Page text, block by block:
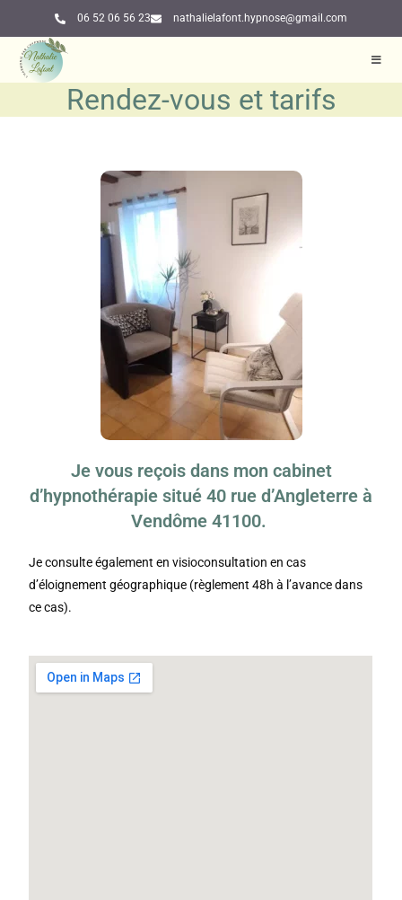
06 52 06 56 23 nathalielafont.hypnose@gmail.com
Rendez-vous et tarifs
Je vous reçois dans mon cabinet
d’hypnothérapie situé 40 rue d’Angleterre à
Vendôme 41100.
Je consulte également en visioconsultation en cas
d’éloignement géographique (règlement 48h à l’avance dans
ce cas).